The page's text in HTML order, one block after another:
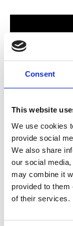
Consent
This website
We use cookies
provide social
We also share
our social
may combine it
provided to them
of their services.
2024 stod
ett av Sveriges
både dig som